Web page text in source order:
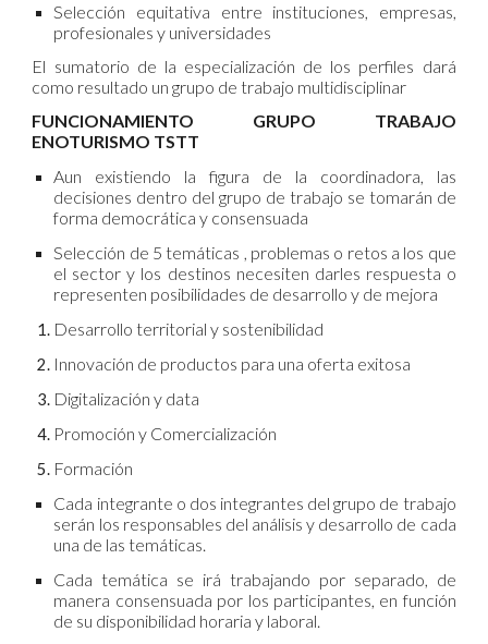
Selección equitativa entre instituciones, empresas,
profesionales y universidades
El sumatorio de la especialización de los perfiles dará
como resultado un grupo de trabajo multidisciplinar
FUNCIONAMIENTO GRUPO TRABAJO
ENOTURISMO TSTT
Aun existiendo la figura de la coordinadora, las
decisiones dentro del grupo de trabajo se tomarán de
forma democrática y consensuada
Selección de 5 temáticas , problemas o retos a los que
el sector y los destinos necesiten darles respuesta o
representen posibilidades de desarrollo y de mejora
Desarrollo territorial y sostenibilidad
Innovación de productos para una oferta exitosa
Digitalización y data
Promoción y Comercialización
Formación
Cada integrante o dos integrantes del grupo de trabajo
serán los responsables del análisis y desarrollo de cada
una de las temáticas.
Cada temática se irá trabajando por separado, de
manera consensuada por los participantes, en función
de su disponibilidad horaria y laboral.